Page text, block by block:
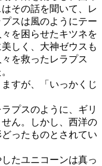
その話を聞いて、レ
スは風のようにテー
を困らせたキツネを
しく、大神ゼウスも
を救ったレラプス
すが、「いっかくじ
プスのように、ギリ
ん。しかし、西洋の
ったものとされてい
たユニコーンは真っ